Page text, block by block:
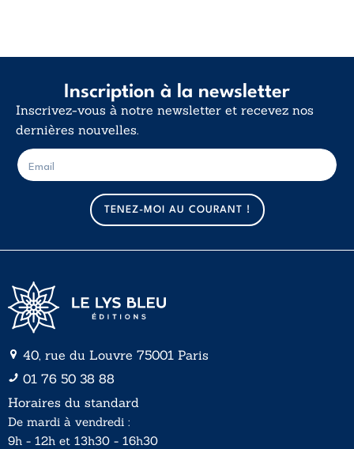
Inscription à la newsletter
Inscrivez-vous à notre newsletter et recevez nos
dernières nouvelles.
m
a
i
l
E
-
m
TENEZ-MOI AU COURANT !
40, rue du Louvre 75001 Paris
01 76 50 38 88
Horaires du standard
De mardi à vendredi :
9h - 12h et 13h30 - 16h30